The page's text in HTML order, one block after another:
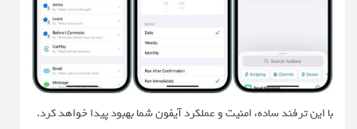
با این ترفند ساده، امنیت و عملکرد آیفون شما بهبود پیدا خواهد کرد.